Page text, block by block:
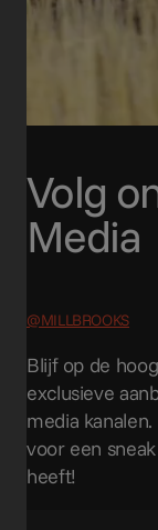
Volg
Media
@MILLBROOKS
Blijf op de
exclusieve
media
voor een
heeft!